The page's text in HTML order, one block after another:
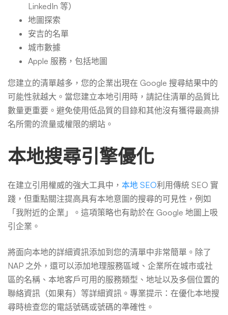
LinkedIn 等）
地圖探索
安吉的名單
城市數據
Apple 服務，包括地圖
您建立的清單越多，您的企業出現在 Google 搜尋結果中的
可能性就越大。當您建立本地引用時，請記住清單的品質比
數量更重要。避免使用低品質的目錄和其他沒有獲得最高排
名所需的流量或權限的網站。
本地搜尋引擎優化
在建立引用權威的強大工具中， 本地 SEO利用傳統 SEO 實
踐，但重點關注提高具有本地意圖的搜尋的可見性，例如
「我附近的企業」。這項策略也有助於在 Google 地圖上吸
引企業。
將面向本地的詳細資訊添加到您的清單中非常簡單。除了
NAP 之外，還可以添加地理服務區域、企業所在城市或社
區的名稱、本地客戶可用的服務類型、地址以及多個位置的
聯絡資訊（如果有）等詳細資訊。專業提示：在優化本地搜
尋時檢查您的電話號碼或號碼的準確性。